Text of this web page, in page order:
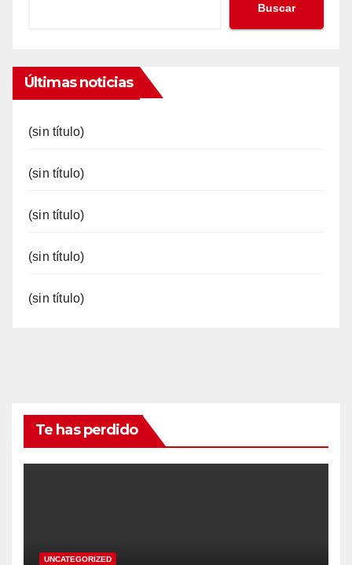
Buscar
Últimas noticias
(sin título)
(sin título)
(sin título)
(sin título)
(sin título)
Te has perdido
UNCATEGORIZED